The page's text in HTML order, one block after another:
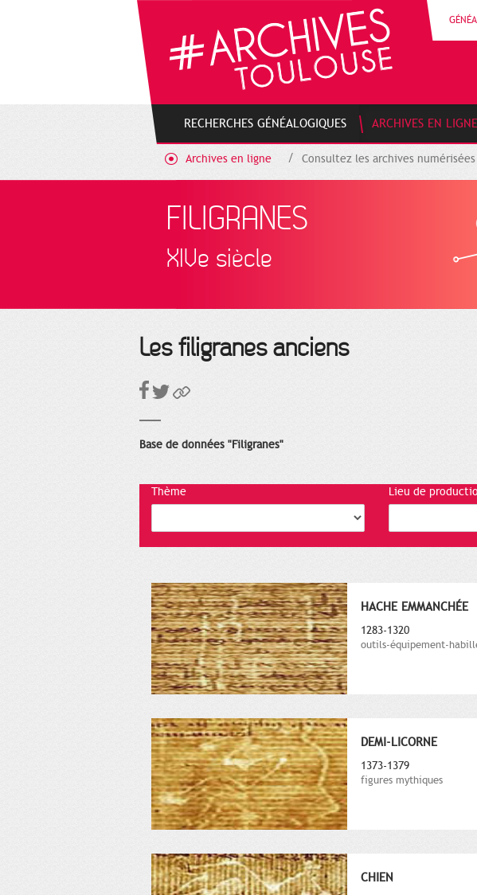
RECHERCHES GÉNÉALOGIQUES ARCHIVES EN LIGNE
Archives en ligne Consultez les archives numérisées
FILIGRANES
XIVe siècle
Les filigranes anciens
Base de données "Filigranes"
Thème Lieu de
HACHE EMMANCHÉE
1283-1320
outils-équipement-
DEMI-LICORNE
1373-1379
figures mythiques
CHIEN
Gestion de vos préférences sur les cookies